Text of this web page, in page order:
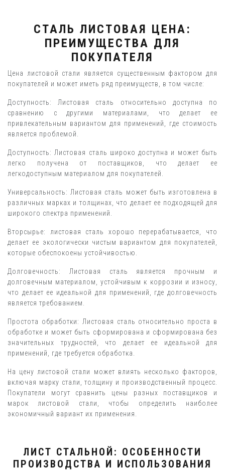
СТАЛЬ ЛИСТОВАЯ ЦЕНА:
ПРЕИМУЩЕСТВА ДЛЯ
ПОКУПАТЕЛЯ
Цена листовой стали является существенным фактором для
покупателей и может иметь ряд преимуществ, в том числе:
Доступность: Листовая сталь относительно доступна по
сравнению с другими материалами, что делает ее
привлекательным вариантом для применений, где стоимость
является проблемой.
Доступность: Листовая сталь широко доступна и может быть
легко получена от поставщиков, что делает ее
легкодоступным материалом для покупателей.
Универсальность: Листовая сталь может быть изготовлена в
различных марках и толщинах, что делает ее подходящей для
широкого спектра применений.
Вторсырье: листовая сталь хорошо перерабатывается, что
делает ее экологически чистым вариантом для покупателей,
которые обеспокоены устойчивостью.
Долговечность: Листовая сталь является прочным и
долговечным материалом, устойчивым к коррозии и износу,
что делает ее идеальной для применений, где долговечность
является требованием.
Простота обработки: Листовая сталь относительно проста в
обработке и может быть сформирована и сформирована без
значительных трудностей, что делает ее идеальной для
применений, где требуется обработка.
На цену листовой стали может влиять несколько факторов,
включая марку стали, толщину и производственный процесс.
Покупатели могут сравнить цены разных поставщиков и
марок листовой стали, чтобы определить наиболее
экономичный вариант их применения.
ЛИСТ СТАЛЬНОЙ: ОСОБЕННОСТИ
ПРОИЗВОДСТВА И ИСПОЛЬЗОВАНИЯ